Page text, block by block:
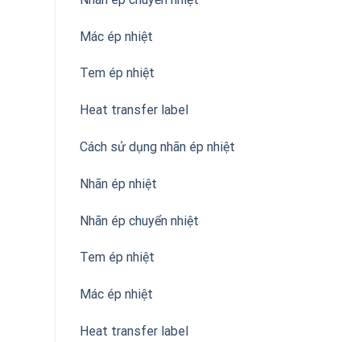
Mác ép nhiệt
Tem ép nhiệt
Heat transfer label
Cách sử dụng nhãn ép nhiệt
Nhãn ép nhiệt
Nhãn ép chuyển nhiệt
Tem ép nhiệt
Mác ép nhiệt
Heat transfer label